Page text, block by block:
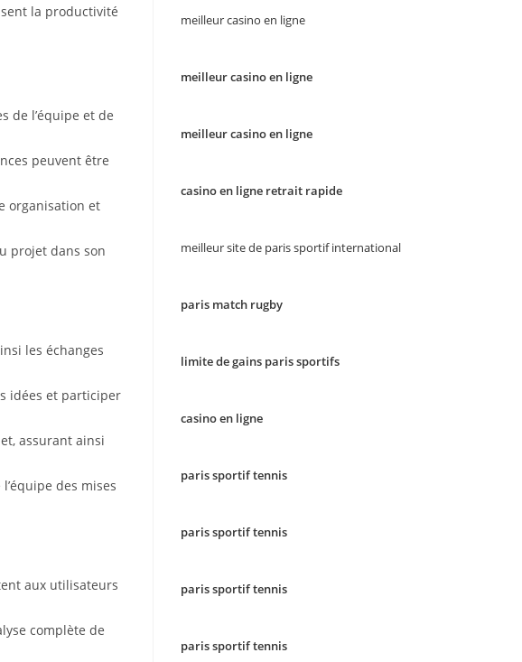
la productivité
de l’équipe et de
peuvent être
organisation et
projet dans son
les échanges
idées et participer
assurant ainsi
des mises
aux utilisateurs
complète de
meilleur casino en ligne
meilleur casino en ligne
meilleur casino en ligne
casino en ligne retrait rapide
meilleur site de paris sportif international
paris match rugby
limite de gains paris sportifs
casino en ligne
paris sportif tennis
paris sportif tennis
paris sportif tennis
paris sportif tennis